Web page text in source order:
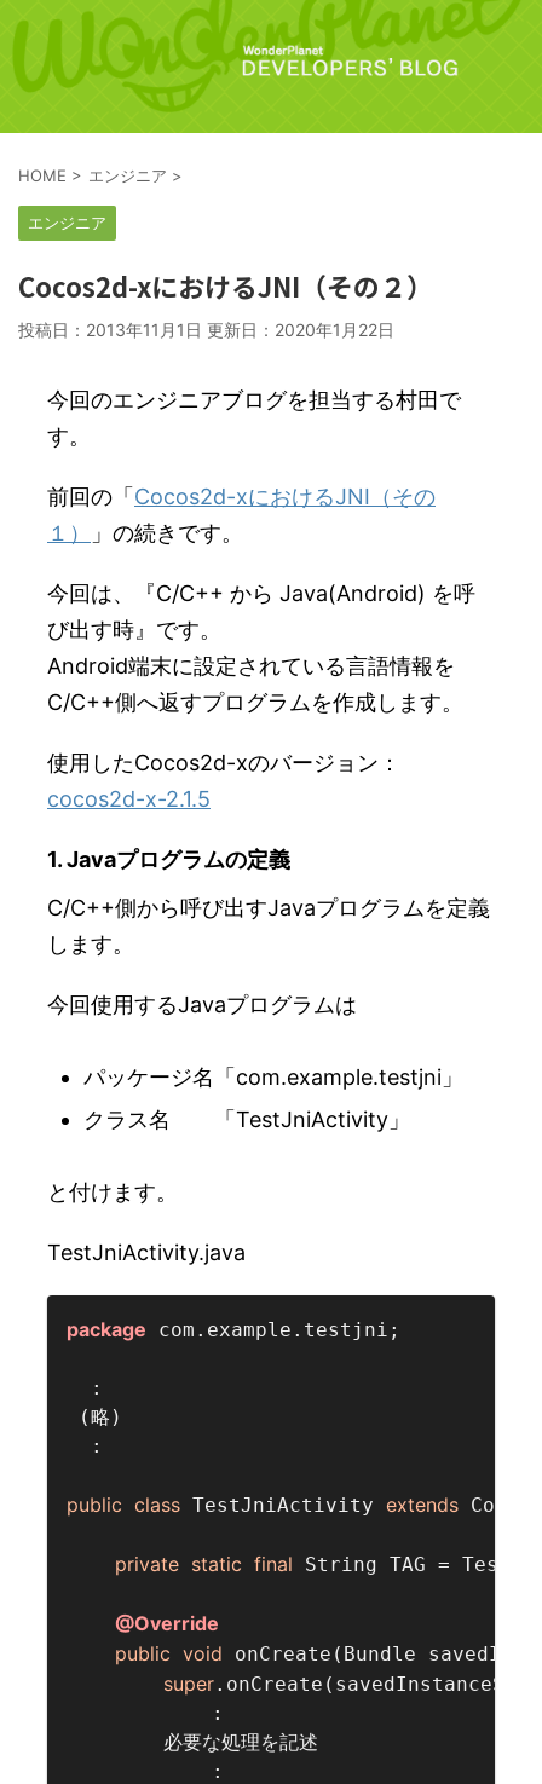
HOME > エンジニア >
エンジニア
Cocos2d-xにおけるJNI（その２）
投稿日：2013年11月1日 更新日： 2020年1月22日
今回のエンジニアブログを担当する村田で
す。
前回の「 Cocos2d-xにおけるJNI（その
１）
」の続きです。
今回は、『C/C++ から Java(Android) を呼
び出す時』です。
Android端末に設定されている言語情報を
C/C++側へ返すプログラムを作成します。
使用したCocos2d-xのバージョン：
cocos2d-x-2.1.5
1. Javaプログラムの定義
C/C++側から呼び出すJavaプログラムを定義
します。
今回使用するJavaプログラムは
パッケージ名「com.example.testjni」
クラス名 「TestJniActivity」
と付けます。
TestJniActivity.java
package com.example.testjni;
  :
(略)
  :
public class TestJniActivity extends
private static final String TAG =
@Override
public void onCreate(Bundle
super
            :
        必要な処理を記述
            :